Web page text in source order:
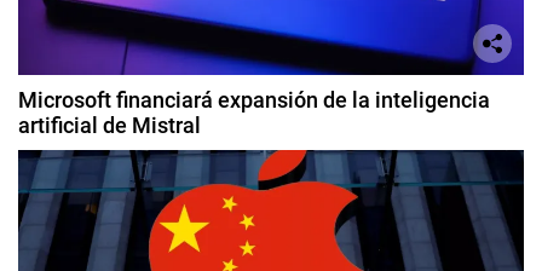
Microsoft financiará expansión de la inteligencia
artificial de Mistral